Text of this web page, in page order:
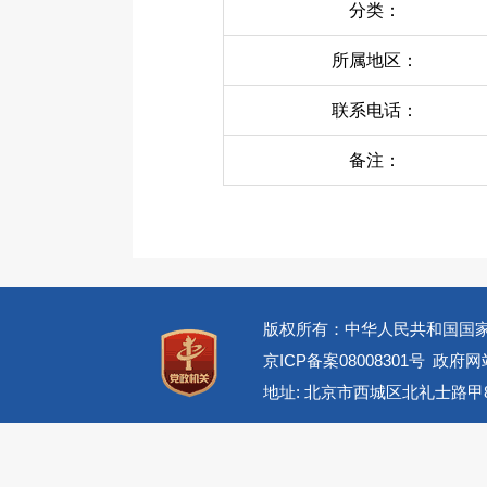
分类：
所属地区：
联系电话：
备注：
版权所有：中华人民共和国国
京ICP备案08008301号 政府网
地址: 北京市西城区北礼士路甲